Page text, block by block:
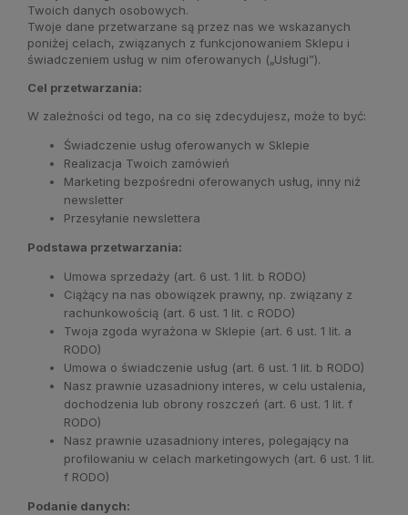
Twoich danych osobowych.
Twoje dane przetwarzane są przez nas we wskazanych
poniżej celach, związanych z funkcjonowaniem Sklepu i
świadczeniem usług w nim oferowanych („Usługi”).
Cel przetwarzania:
W zależności od tego, na co się zdecydujesz, może to być:
Świadczenie usług oferowanych w Sklepie
Realizacja Twoich zamówień
Marketing bezpośredni oferowanych usług, inny niż
newsletter
Przesyłanie newslettera
Podstawa przetwarzania:
Umowa sprzedaży (art. 6 ust. 1 lit. b RODO)
Ciążący na nas obowiązek prawny, np. związany z
rachunkowością (art. 6 ust. 1 lit. c RODO)
Twoja zgoda wyrażona w Sklepie (art. 6 ust. 1 lit. a
RODO)
Umowa o świadczenie usług (art. 6 ust. 1 lit. b RODO)
Nasz prawnie uzasadniony interes, w celu ustalenia,
dochodzenia lub obrony roszczeń (art. 6 ust. 1 lit. f
RODO)
Nasz prawnie uzasadniony interes, polegający na
profilowaniu w celach marketingowych (art. 6 ust. 1 lit.
f RODO)
Podanie danych: